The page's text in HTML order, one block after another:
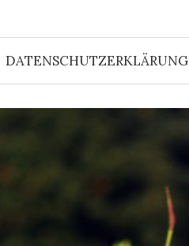
DATENSCHUTZERKLÄRUNG